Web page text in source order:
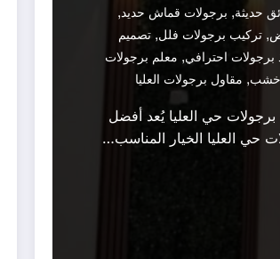
حديثة, برجولات قماش حديد,
, تركيب برجولات فلل, تصميم
برجولات احترافي, معلم برجولات
خشب, مقاول برجولات العليا
حي العليا يُعد أفضل
حي العليا الخيار المناسب…